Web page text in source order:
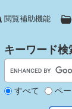
閲覧補助機能
キーワード検
すべて ペ